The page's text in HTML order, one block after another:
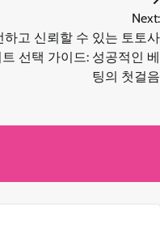
Next:
하고 신뢰할 수 있는 토토사
트 선택 가이드: 성공적인 베
팅의 첫걸음